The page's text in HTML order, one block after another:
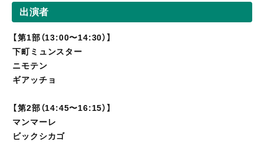
出演者
【第1部（13:00〜14:30）】
下町ミュンスター
ニモテン
ギアッチョ
【第2部（14:45〜16:15）】
マンマーレ
ビックシカゴ